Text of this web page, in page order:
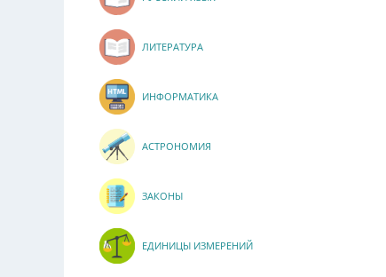
ЛИТЕРАТУРА
ИНФОРМАТИКА
АСТРОНОМИЯ
ЗАКОНЫ
ЕДИНИЦЫ ИЗМЕРЕНИЙ